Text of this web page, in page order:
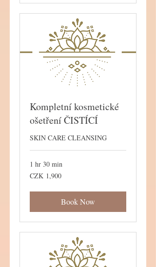
Kompletní kosmetické
ošetření ČISTÍCÍ
SKIN CARE CLEANSING
1 hr 30 min
1,900
Czech
CZK 1,900
Book Now